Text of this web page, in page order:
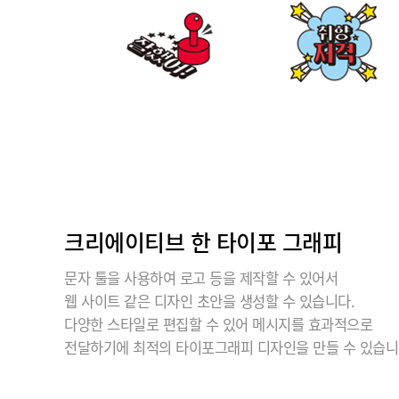
크리에이티브 한 타이포 그래피
문자 툴을 사용하여 로고 등을 제작할 수 있어서
웹 사이트 같은 디자인 초안을 생성할 수 있습니다.
다양한 스타일로 편집할 수 있어 메시지를 효과적으로
전달하기에 최적의 타이포그래피 디자인을 만들 수 있습